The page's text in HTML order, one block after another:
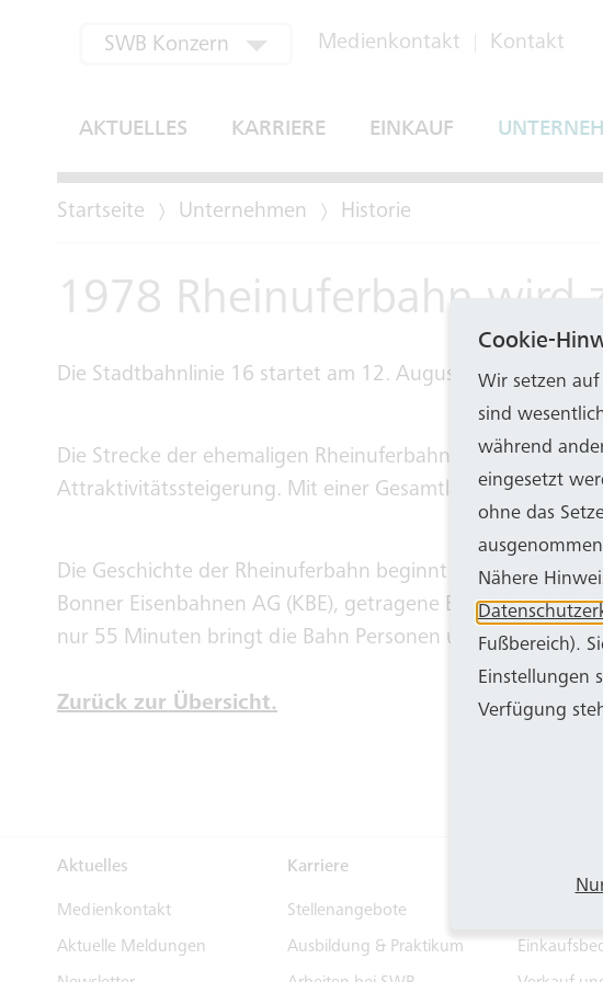
aktuell ausgewählt
SWB Konzern
SWB Regional
SWB Verwertung
Medienkontakt Kontakt
AKTUELLES KARRIERE EINKAUF
Startseite Unternehmen Historie
1978 Rheinuferbahn wird
Die Stadtbahnlinie 16 startet am 12. August zu ihrer
Die Strecke der ehemaligen Rheinuferbahn erfährt durch
Attraktivitätssteigerung. Mit einer Gesamtlänge von rund
Die Geschichte der Rheinuferbahn beginnt am 11. Januar
Bonner Eisenbahnen AG (KBE), getragene Eisenbahn
nur 55 Minuten bringt die Bahn Personen und Güter von
Zurück zur Übersicht.
Aktuelles
Medienkontakt
Aktuelle Meldungen
Karriere
Stellenangebote
Ausbildung & Praktikum
Cookie-
Wir setzen
sind
während
eingesetzt
ohne das
Nähere
Fußbereich).
Einstellungen
Verfügung